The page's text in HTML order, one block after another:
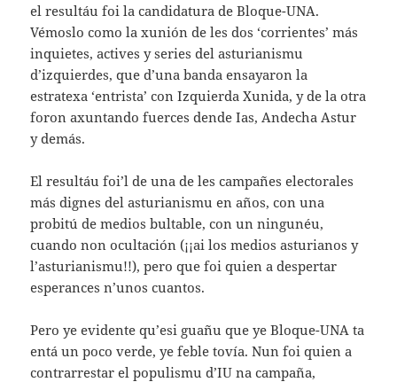
el resultáu foi la candidatura de Bloque-UNA.
Vémoslo como la xunión de les dos ‘corrientes’ más
inquietes, actives y series del asturianismu
d’izquierdes, que d’una banda ensayaron la
estratexa ‘entrista’ con Izquierda Xunida, y de la otra
foron axuntando fuerces dende Ias, Andecha Astur
y demás.
El resultáu foi’l de una de les campañes electorales
más dignes del asturianismu en años, con una
probitú de medios bultable, con un ningunéu,
cuando non ocultación (¡¡ai los medios asturianos y
l’asturianismu!!), pero que foi quien a despertar
esperances n’unos cuantos.
Pero ye evidente qu’esi guañu que ye Bloque-UNA ta
entá un poco verde, ye feble tovía. Nun foi quien a
contrarrestar el populismu d’IU na campaña,